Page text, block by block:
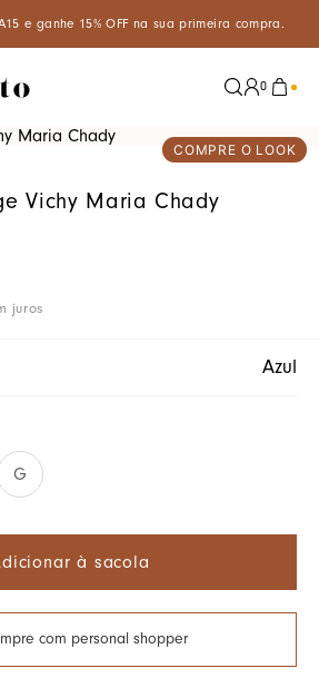
um desconto especial de 5% ao pagar com
0
COMPRE O LOOK
Vichy Maria Chady
juros
Azul
G
à sacola
com personal shopper